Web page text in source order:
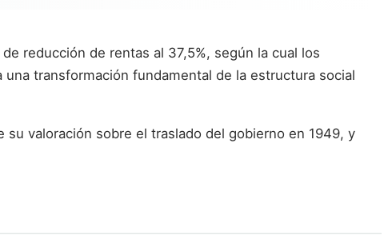
reducción de rentas al 37,5%, según la cual los
transformación fundamental de la estructura social
su valoración sobre el traslado del gobierno en 1949, y